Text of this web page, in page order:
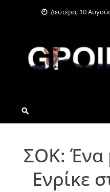
Δευτέρα, 10
G-
ΣΟΚ: Ένα
Ενρίκε